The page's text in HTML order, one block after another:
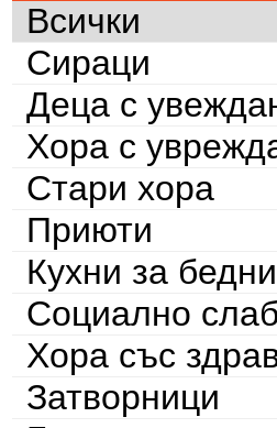
Всички
Сираци
Деца с
Хора с
Стари хора
Приюти
Кухни за бедни
Социално
Хора със
Затворници